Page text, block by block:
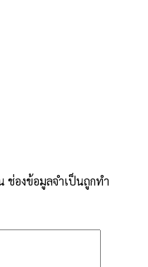
ช่องข้อมูลจำเป็นถูกทำ